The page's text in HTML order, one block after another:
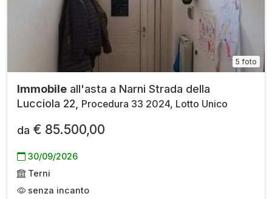
5 foto
Immobile all'asta a Narni Strada della
Lucciola 22, Procedura 33 2024, Lotto Unico
da € 85.500,00
30/09/2026
Terni
senza incanto